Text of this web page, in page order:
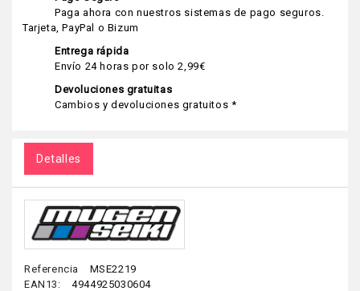
Paga ahora con nuestros sistemas de pago seguros.
Tarjeta, PayPal o Bizum
Entrega rápida
Envío 24 horas por solo 2,99€
Devoluciones gratuitas
Cambios y devoluciones gratuitos *
Detalles
Referencia
MSE2219
EAN13:
4944925030604